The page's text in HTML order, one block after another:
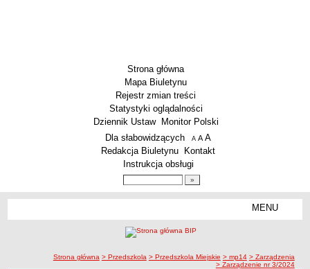
Strona główna
Mapa Biuletynu
Rejestr zmian treści
Statystyki oglądalności
Dziennik Ustaw
Monitor Polski
Menu dodatkowe
Dla słabowidzących A pomniejsz czcionkę
A standardowy rozmiar czcionki
A
Redakcja Biuletynu
Kontakt
Instrukcja obsługi
MENU
ścieżka nawigacji
Strona główna > Przedszkola > Przedszkola Miejskie > mp14 > Zarządzenia
> Zarządzenie nr 3/2024